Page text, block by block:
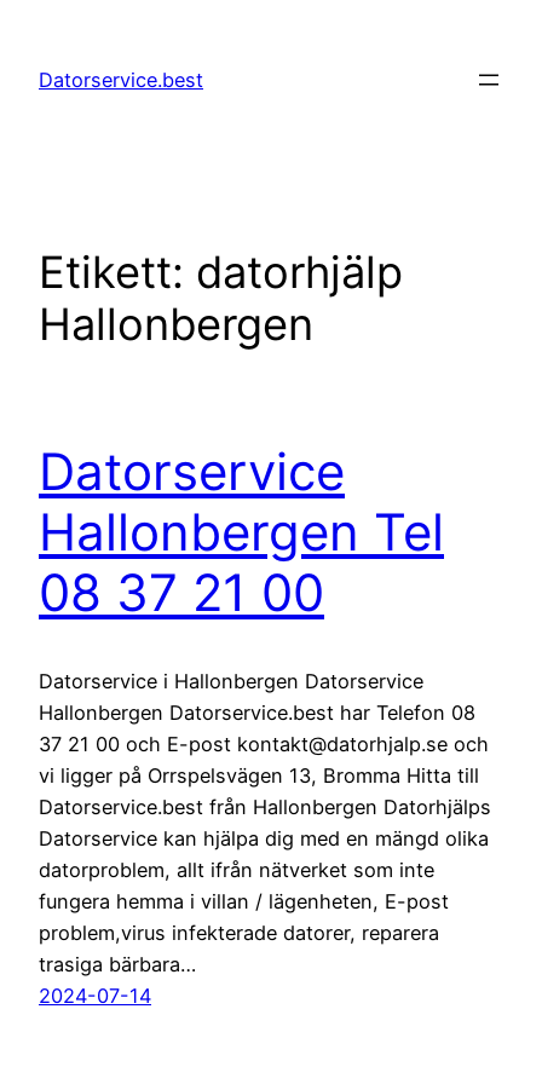
innehåll
Datorservice.best
Etikett: datorhjälp
Hallonbergen
Datorservice
Hallonbergen Tel
08 37 21 00
Datorservice i Hallonbergen Datorservice
Hallonbergen Datorservice.best har Telefon 08
37 21 00 och E-post kontakt@datorhjalp.se och
vi ligger på Orrspelsvägen 13, Bromma Hitta till
Datorservice.best från Hallonbergen Datorhjälps
Datorservice kan hjälpa dig med en mängd olika
datorproblem, allt ifrån nätverket som inte
fungera hemma i villan / lägenheten, E-post
problem,virus infekterade datorer, reparera
trasiga bärbara…
2024-07-14